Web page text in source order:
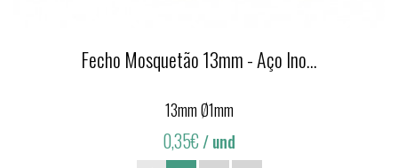
Fecho Mosquetão 13mm - Aço Ino...
13mm Ø1mm
0,35€/ und